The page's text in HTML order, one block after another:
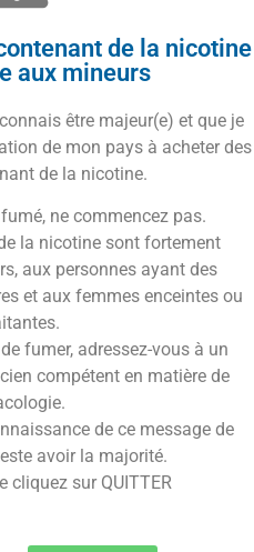
et glaciale
Distrib séduit par sa
La perle myrtille
délicate, tandis que le
touche exotique
glaciale vient
une expérience
et envoûtante,
et intrigante.
de la nicotine
aux mineurs
être majeur(e) et que je
de mon pays à acheter des
de la nicotine.
ne commencez pas.
la nicotine sont fortement
aux personnes ayant des
et aux femmes enceintes ou
fumer, adressez-vous à un
compétent en matière de
de ce message de
avoir la majorité.
cliquez sur QUITTER